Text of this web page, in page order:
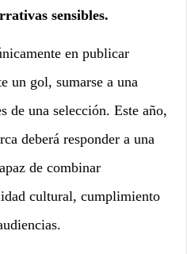
sensibles.
en publicar
un gol, sumarse a una
de una selección. Este año,
deberá responder a una
de combinar
cultural, cumplimiento